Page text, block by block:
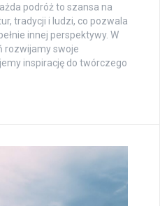
podróż to szansa na
tradycji i ludzi, co pozwala
innej perspektywy. W
rozwijamy swoje
inspirację do twórczego